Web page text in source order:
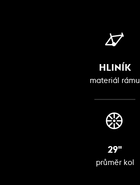
HLINÍK
materiál rámu
29"
průměr kol